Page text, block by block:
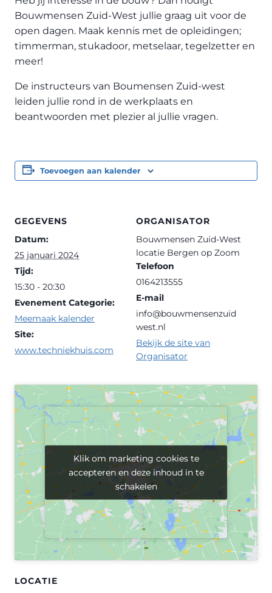
Bouwmensen Zuid-West jullie graag uit voor de
open dagen. Maak kennis met de opleidingen;
timmerman, stukadoor, metselaar, tegelzetter en
meer!
De instructeurs van Boumensen Zuid-west
leiden jullie rond in de werkplaats en
beantwoorden met plezier al jullie vragen.
Toevoegen aan kalender
GEGEVENS
Datum:
25 januari 2024
Tijd:
15:30 - 20:30
Evenement Categorie:
Meemaak kalender
Site:
www.techniekhuis.com
ORGANISATOR
Bouwmensen Zuid-West
locatie Bergen op Zoom
Telefoon
0164213555
E-mail
info@bouwmensenzuid
west.nl
Bekijk de site van
Organisator
LOCATIE
Klik om marketing cookies te
accepteren en deze inhoud in te
schakelen
Klik om marketing cookies te
accepteren en deze inhoud in te
schakelen